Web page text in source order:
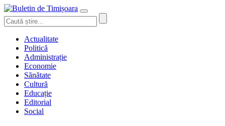
Actualitate
Politică
Administrație
Economie
Sănătate
Cultură
Educație
Editorial
Social